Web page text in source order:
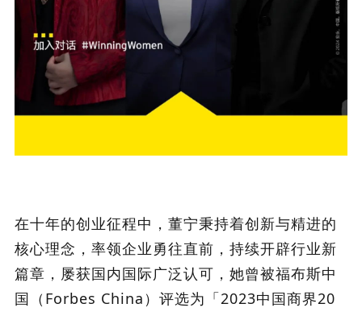
在十年的创业征程中，董宁秉持着创新与精进的
核心理念，率领企业勇往直前，持续开辟行业新
篇章，屡获国内国际广泛认可，她曾被福布斯中
国（Forbes China）评选为「2023中国商界20